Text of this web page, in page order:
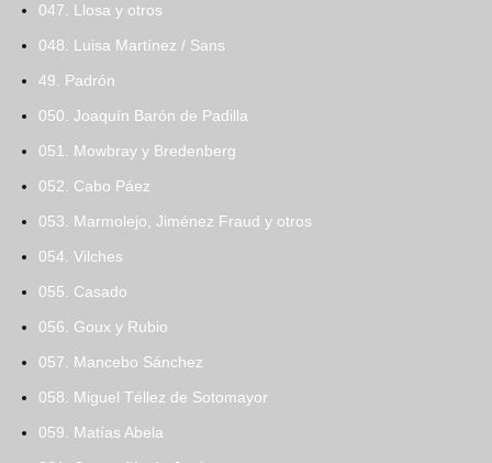
047. Llosa y otros
048. Luisa Martínez / Sans
49. Padrón
050. Joaquín Barón de Padilla
051. Mowbray y Bredenberg
052. Cabo Páez
053. Marmolejo, Jiménez Fraud y otros
054. Vilches
055. Casado
056. Goux y Rubio
057. Mancebo Sánchez
058. Miguel Téllez de Sotomayor
059. Matías Abela